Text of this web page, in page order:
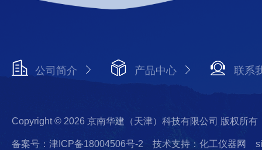
公司简介 产品中心 联系
Copyright © 2026 京南华建（天津）科技有限公司 版权所有
备案号：津ICP备18004506号-2 技术支持：化工仪器网